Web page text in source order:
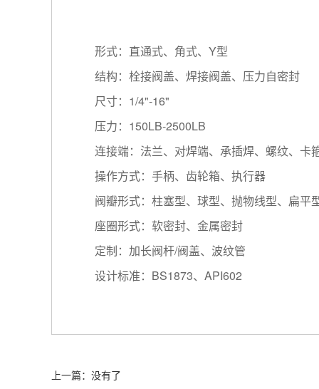
形式：直通式、角式、Y型
结构：栓接阀盖、焊接阀盖、压力自密封
尺寸：1/4"-16"
压力：150LB-2500LB
连接端：法兰、对焊端、承插焊、螺纹、卡
操作方式：手柄、齿轮箱、执行器
阀瓣形式：柱塞型、球型、抛物线型、扁平
座圈形式：软密封、金属密封
定制：加长阀杆/阀盖、波纹管
设计标准：BS1873、API602
上一篇：没有了